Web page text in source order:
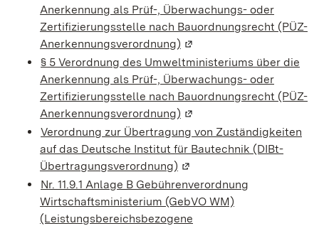
Anerkennung als Prüf-, Überwachungs- oder
Zertifizierungsstelle nach Bauordnungsrecht (PÜZ-
Anerkennungsverordnung) (Wird in einem neuen
§ 5 Verordnung des Umweltministeriums über die
Anerkennung als Prüf-, Überwachungs- oder
Zertifizierungsstelle nach Bauordnungsrecht (PÜZ-
Anerkennungsverordnung) (Wird in einem neuen
Verordnung zur Übertragung von Zuständigkeiten
auf das Deutsche Institut für Bautechnik (DIBt-
Übertragungsverordnung) (Wird in einem neuen
Nr. 11.9.1 Anlage B Gebührenverordnung
Wirtschaftsministerium (GebVO WM)
(Leistungsbereichsbezogene